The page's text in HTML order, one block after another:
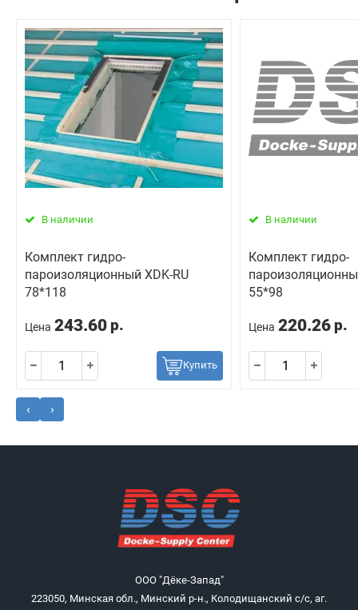
В наличии
Комплект гидро-
пароизоляционный ХDK-RU
78*118
Цена 243.60 р.
Купить
В наличии
Комплект гидро-
55*98
Цена 220.26 р.
‹ ›
ООО "Дёке-Запад"
223050, Минская обл., Минский р-н., Колодищанский с/с, аг.